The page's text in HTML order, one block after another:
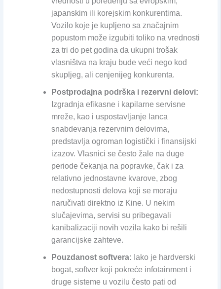
japanskim ili korejskim konkurentima.
Vozilo koje je kupljeno sa značajnim
popustom može izgubiti toliko na vrednosti
za tri do pet godina da ukupni trošak
vlasništva na kraju bude veći nego kod
skupljeg, ali cenjenijeg konkurenta.
Postprodajna podrška i rezervni delovi:
Izgradnja efikasne i kapilarne servisne
mreže, kao i uspostavljanje lanca
snabdevanja rezervnim delovima,
predstavlja ogroman logistički i finansijski
izazov. Vlasnici se često žale na duge
periode čekanja na popravke, čak i za
relativno jednostavne kvarove, zbog
nedostupnosti delova koji se moraju
naručivati direktno iz Kine. U nekim
slučajevima, servisi su pribegavali
kanibalizaciji novih vozila kako bi rešili
garancijske zahteve.
Pouzdanost softvera: Iako je hardverski
bogat, softver koji pokreće infotainment i
druge sisteme u vozilu često pati od